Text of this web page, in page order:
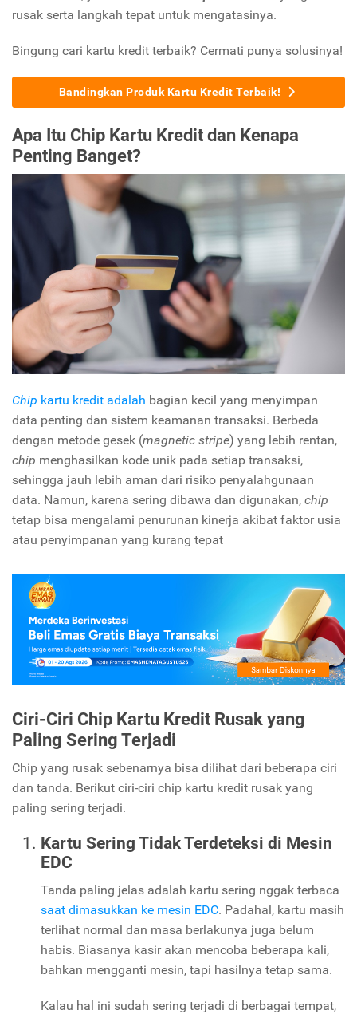
rusak serta langkah tepat untuk mengatasinya.
Bingung cari kartu kredit terbaik? Cermati punya solusinya!
Bandingkan Produk Kartu Kredit Terbaik!
Apa Itu Chip Kartu Kredit dan Kenapa
Penting Banget?
Chip kartu kredit adalah bagian kecil yang menyimpan
data penting dan sistem keamanan transaksi. Berbeda
dengan metode gesek (magnetic stripe) yang lebih rentan,
chip menghasilkan kode unik pada setiap transaksi,
sehingga jauh lebih aman dari risiko penyalahgunaan
data. Namun, karena sering dibawa dan digunakan, chip
tetap bisa mengalami penurunan kinerja akibat faktor usia
atau penyimpanan yang kurang tepat
Ciri-Ciri Chip Kartu Kredit Rusak yang
Paling Sering Terjadi
Chip yang rusak sebenarnya bisa dilihat dari beberapa ciri
dan tanda. Berikut ciri-ciri chip kartu kredit rusak yang
paling sering terjadi.
Kartu Sering Tidak Terdeteksi di Mesin
EDC
Tanda paling jelas adalah kartu sering nggak terbaca
saat dimasukkan ke mesin EDC. Padahal, kartu masih
terlihat normal dan masa berlakunya juga belum
habis. Biasanya kasir akan mencoba beberapa kali,
bahkan mengganti mesin, tapi hasilnya tetap sama.
Kalau hal ini sudah sering terjadi di berbagai tempat,